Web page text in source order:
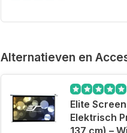
Alternatieven en
Elite
Elektrisch
137 cm) –